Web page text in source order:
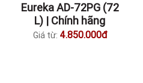
Eureka AD-72PG (72
L) | Chính hãng
Giá từ: 4.850.000đ